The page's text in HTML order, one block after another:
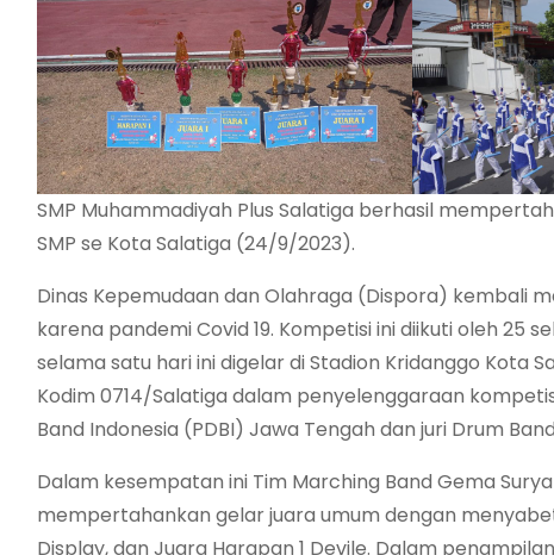
SMP Muhammadiyah Plus Salatiga berhasil
SMP se Kota Salatiga (24/9/2023).
Dinas Kepemudaan dan Olahraga (Dispora) kembali
karena pandemi Covid 19. Kompetisi ini diikuti oleh 25
selama satu hari ini digelar di Stadion Kridanggo Kota
Kodim 0714/Salatiga dalam penyelenggaraan
Band Indonesia (PDBI) Jawa Tengah dan juri Drum
Dalam kesempatan ini Tim Marching Band Gema
mempertahankan gelar juara umum dengan
Display, dan Juara Harapan 1 Devile. Dalam